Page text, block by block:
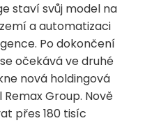
staví svůj model na
a automatizaci
Po dokončení
očekává ve druhé
nová holdingová
Group. Nově
přes 180 tisíc